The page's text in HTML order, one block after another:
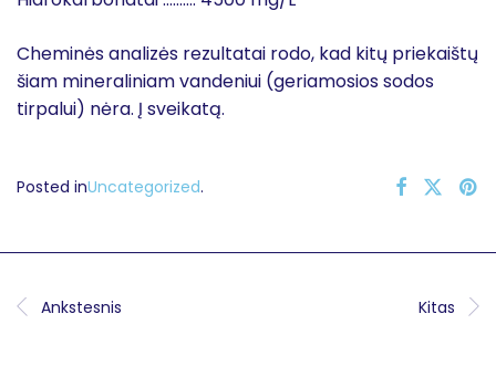
Cheminės analizės rezultatai rodo, kad kitų priekaištų
šiam mineraliniam vandeniui (geriamosios sodos
tirpalui) nėra. Į sveikatą.
Posted inUncategorized.
Ankstesnis Kitas